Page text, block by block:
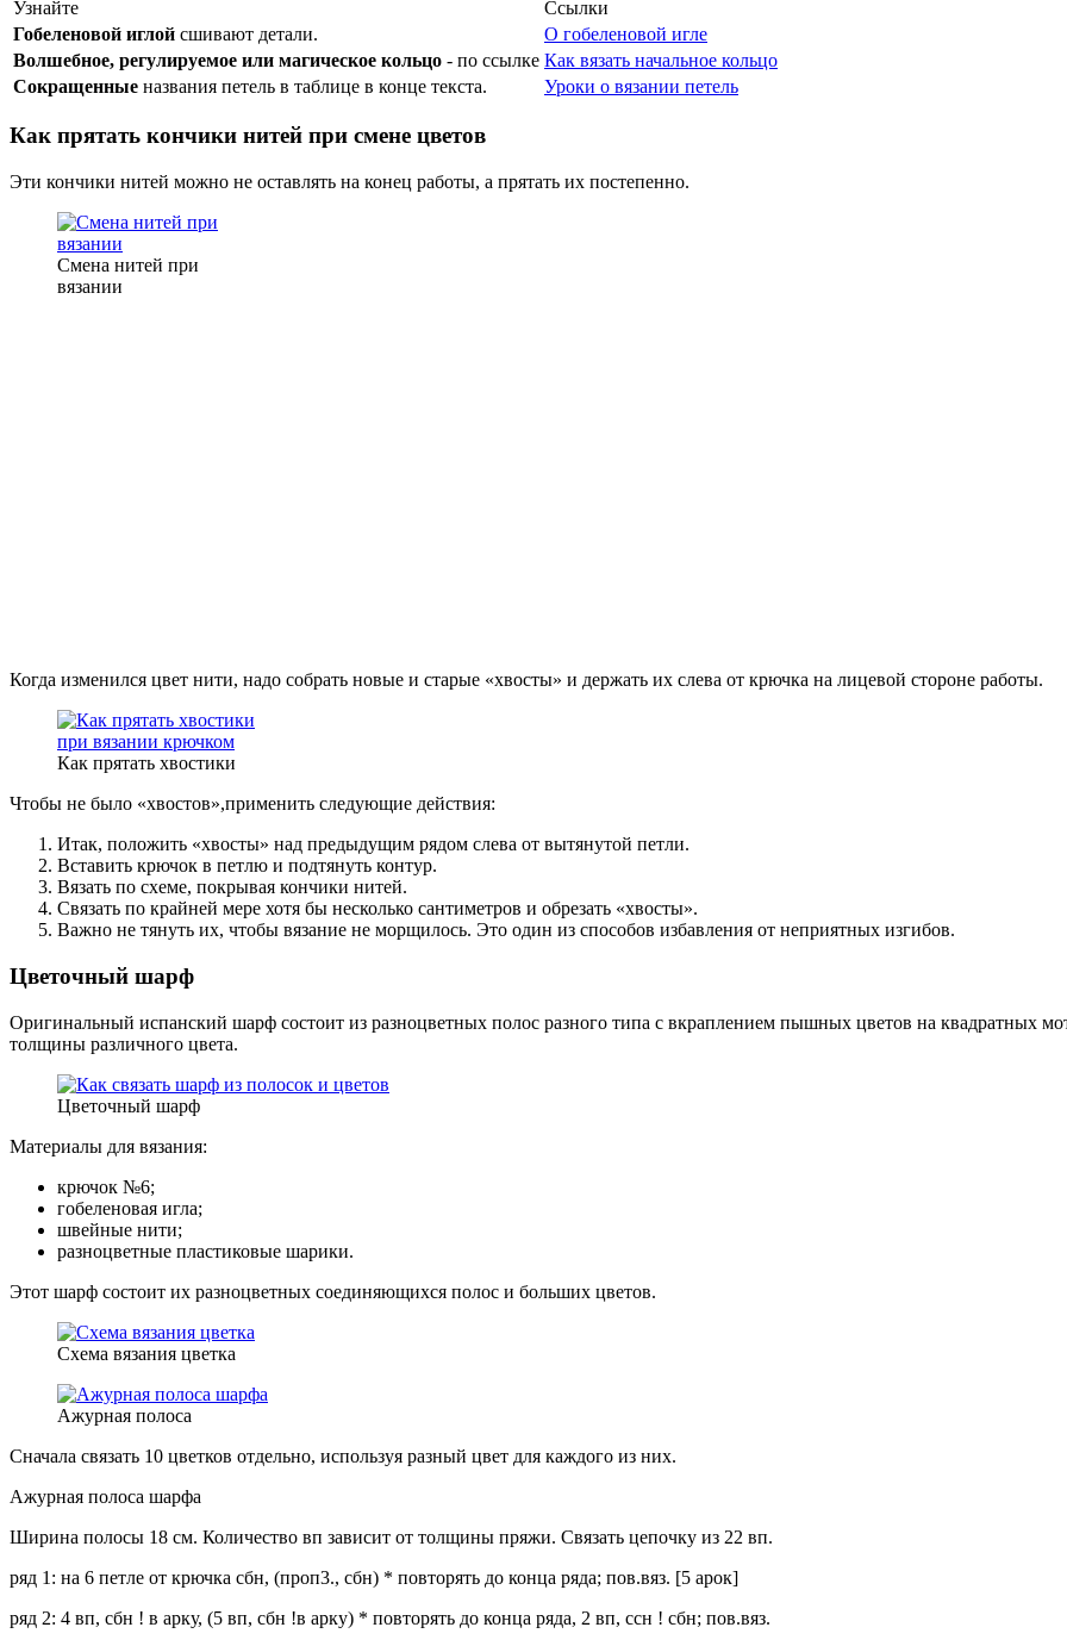
Узнайте
Ссылки
Гобеленовой иглой сшивают детали.
О гобеленовой игле
Волшебное, регулируемое или магическое кольцо - по ссылке Как вязать начальное кольцо
Сокращенные названия петель в таблице в конце текста. Уроки о вязании петель
Как прятать кончики нитей при смене цветов
Эти кончики нитей можно не оставлять на конец работы, а прятать их постепенно.
Смена нитей при
вязании
Когда изменился цвет нити, надо собрать новые и старые «хвосты» и держать их слева от крючка на лицевой стороне работы.
Как прятать хвостики
Чтобы не было «хвостов»,применить следующие действия:
Итак, положить «хвосты» над предыдущим рядом слева от вытянутой петли.
Вставить крючок в петлю и подтянуть контур.
Вязать по схеме, покрывая кончики нитей.
Связать по крайней мере хотя бы несколько сантиметров и обрезать «хвосты».
Важно не тянуть их, чтобы вязание не морщилось. Это один из способов избавления от неприятных изгибов.
Цветочный шарф
Оригинальный испанский шарф состоит из разноцветных полос разного типа с вкраплением пышных цветов на квадратных
толщины различного цвета.
Цветочный шарф
Материалы для вязания:
крючок №6;
гобеленовая игла;
швейные нити;
разноцветные пластиковые шарики.
Этот шарф состоит их разноцветных соединяющихся полос и больших цветов.
Схема вязания цветка
Ажурная полоса
Сначала связать 10 цветков отдельно, используя разный цвет для каждого из них.
Ажурная полоса шарфа
Ширина полосы 18 см. Количество вп зависит от толщины пряжи. Связать цепочку из 22 вп.
ряд 1: на 6 петле от крючка сбн, (проп3., сбн) * повторять до конца ряда; пов.вяз. [5 арок]
ряд 2: 4 вп, сбн ! в арку, (5 вп, сбн !в арку) * повторять до конца ряда, 2 вп, ссн ! сбн; пов.вяз.